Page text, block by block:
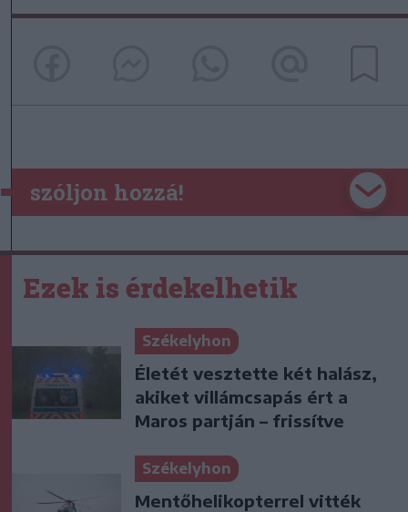
szóljon hozzá!
Ezek is érdekelhetik
Székelyhon
Életét vesztette két halász,
akiket villámcsapás ért a
Maros partján – frissítve
Székelyhon
Mentőhelikopterrel vitték